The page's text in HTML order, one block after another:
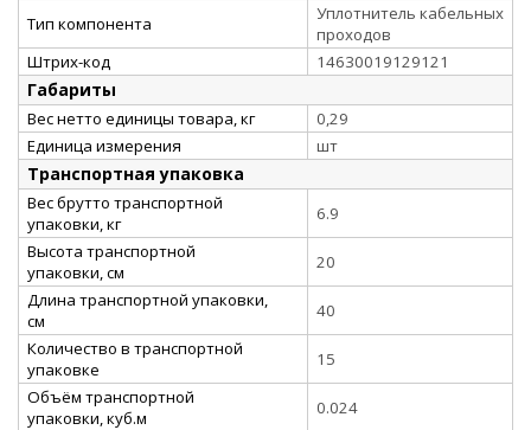
Тип компонента
Уплотнитель кабельных
проходов
Штрих-код
14630019129121
Габариты
Вес нетто единицы товара, кг
0,29
Единица измерения
шт
Транспортная упаковка
Вес брутто транспортной
упаковки, кг
6.9
Высота транспортной
упаковки, см
20
Длина транспортной упаковки,
см
40
Количество в транспортной
упаковке
15
Объём транспортной
упаковки, куб.м
0.024